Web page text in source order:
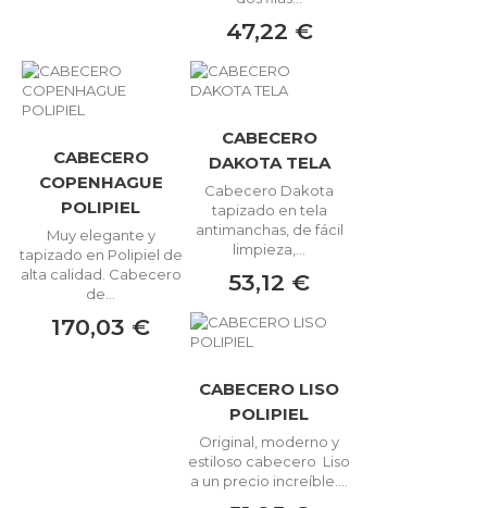
47,22 €
CABECERO
COPENHAGUE
POLIPIEL
Muy elegante y
tapizado en Polipiel de
alta calidad. Cabecero
de...
170,03 €
CABECERO
DAKOTA TELA
Cabecero Dakota
tapizado en tela
antimanchas, de fácil
limpieza,...
53,12 €
CABECERO LISO
POLIPIEL
Original, moderno y
estiloso cabecero Liso
a un precio increíble....